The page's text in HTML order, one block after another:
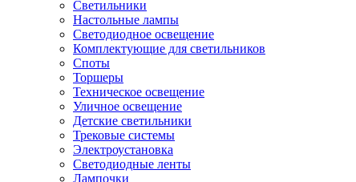
Светильники
Настольные лампы
Светодиодное освещение
Комплектующие для светильников
Споты
Торшеры
Техническое освещение
Уличное освещение
Детские светильники
Трековые системы
Электроустановка
Светодиодные ленты
Лампочки